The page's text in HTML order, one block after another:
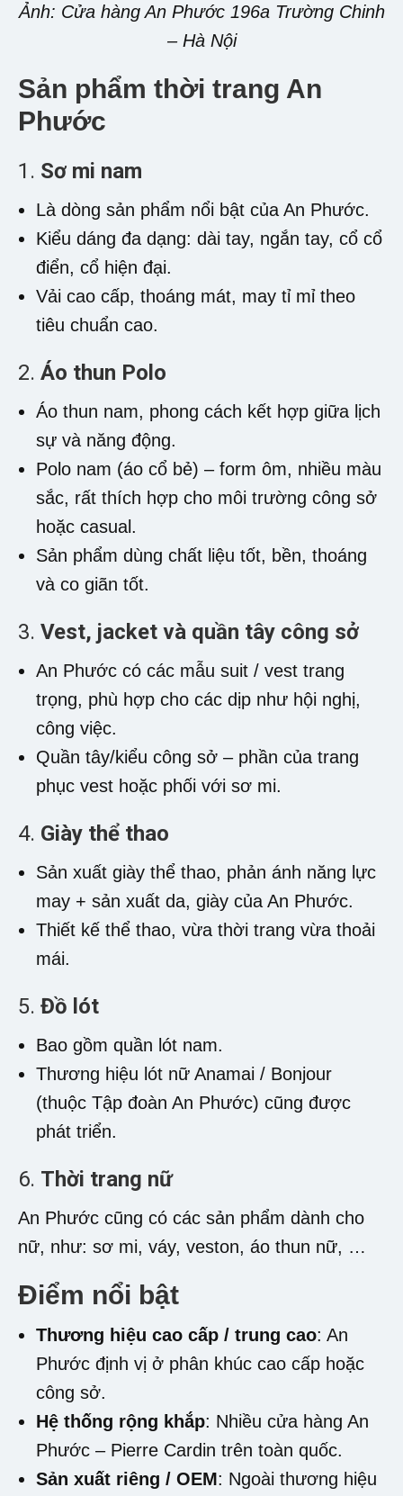
Ảnh: Cửa hàng An Phước 196a Trường Chinh
– Hà Nội
Sản phẩm thời trang An
Phước
1. Sơ mi nam
Là dòng sản phẩm nổi bật của An Phước.
Kiểu dáng đa dạng: dài tay, ngắn tay, cổ cổ
điển, cổ hiện đại.
Vải cao cấp, thoáng mát, may tỉ mỉ theo
tiêu chuẩn cao.
2. Áo thun Polo
Áo thun nam, phong cách kết hợp giữa lịch
sự và năng động.
Polo nam (áo cổ bẻ) – form ôm, nhiều màu
sắc, rất thích hợp cho môi trường công sở
hoặc casual.
Sản phẩm dùng chất liệu tốt, bền, thoáng
và co giãn tốt.
3. Vest, jacket và quần tây công sở
An Phước có các mẫu suit / vest trang
trọng, phù hợp cho các dịp như hội nghị,
công việc.
Quần tây/kiểu công sở – phần của trang
phục vest hoặc phối với sơ mi.
4. Giày thể thao
Sản xuất giày thể thao, phản ánh năng lực
may + sản xuất da, giày của An Phước.
Thiết kế thể thao, vừa thời trang vừa thoải
mái.
5. Đồ lót
Bao gồm quần lót nam.
Thương hiệu lót nữ Anamai / Bonjour
(thuộc Tập đoàn An Phước) cũng được
phát triển.
6. Thời trang nữ
An Phước cũng có các sản phẩm dành cho
nữ, như: sơ mi, váy, veston, áo thun nữ, …
Điểm nổi bật
Thương hiệu cao cấp / trung cao: An
Phước định vị ở phân khúc cao cấp hoặc
công sở.
Hệ thống rộng khắp: Nhiều cửa hàng An
Phước – Pierre Cardin trên toàn quốc.
Sản xuất riêng / OEM: Ngoài thương hiệu